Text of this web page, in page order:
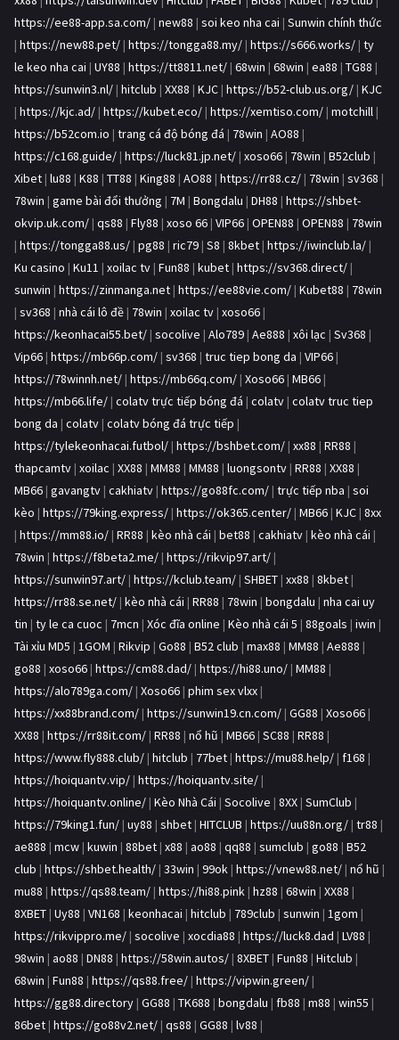
https://ee88-app.sa.com/ | new88 | soi keo nha cai | Sunwin chính thức
| https://new88.pet/ | https://tongga88.my/ | https://s666.works/ | ty
le keo nha cai | UY88 | https://tt8811.net/ | 68win | 68win | ea88 | TG88 |
https://sunwin3.nl/ | hitclub | XX88 | KJC | https://b52-club.us.org/ | KJC
| https://kjc.ad/ | https://kubet.eco/ | https://xemtiso.com/ | motchill |
https://b52com.io | trang cá độ bóng đá | 78win | AO88 |
https://c168.guide/ | https://luck81.jp.net/ | xoso66 | 78win | B52club |
Xibet | lu88 | K88 | TT88 | King88 | AO88 | https://rr88.cz/ | 78win | sv368 |
78win | game bài đổi thưởng | 7M | Bongdalu | DH88 | https://shbet-
okvip.uk.com/ | qs88 | Fly88 | xoso 66 | VIP66 | OPEN88 | OPEN88 | 78win
| https://tongga88.us/ | pg88 | ric79 | S8 | 8kbet | https://iwinclub.la/ |
Ku casino | Ku11 | xoilac tv | Fun88 | kubet | https://sv368.direct/ |
sunwin | https://zinmanga.net | https://ee88vie.com/ | Kubet88 | 78win
| sv368 | nhà cái lô đề | 78win | xoilac tv | xoso66 |
https://keonhacai55.bet/ | socolive | Alo789 | Ae888 | xôi lạc | Sv368 |
Vip66 | https://mb66p.com/ | sv368 | truc tiep bong da | VIP66 |
https://78winnh.net/ | https://mb66q.com/ | Xoso66 | MB66 |
https://mb66.life/ | colatv trực tiếp bóng đá | colatv | colatv truc tiep
bong da | colatv | colatv bóng đá trực tiếp |
https://tylekeonhacai.futbol/ | https://bshbet.com/ | xx88 | RR88 |
thapcamtv | xoilac | XX88 | MM88 | MM88 | luongsontv | RR88 | XX88 |
MB66 | gavangtv | cakhiatv | https://go88fc.com/ | trực tiếp nba | soi
kèo | https://79king.express/ | https://ok365.center/ | MB66 | KJC | 8xx
| https://mm88.io/ | RR88 | kèo nhà cái | bet88 | cakhiatv | kèo nhà cái |
78win | https://f8beta2.me/ | https://rikvip97.art/ |
https://sunwin97.art/ | https://kclub.team/ | SHBET | xx88 | 8kbet |
https://rr88.se.net/ | kèo nhà cái | RR88 | 78win | bongdalu | nha cai uy
tin | ty le ca cuoc | 7mcn | Xóc đĩa online | Kèo nhà cái 5 | 88goals | iwin |
Tài xỉu MD5 | 1GOM | Rikvip | Go88 | B52 club | max88 | MM88 | Ae888 |
go88 | xoso66 | https://cm88.dad/ | https://hi88.uno/ | MM88 |
https://alo789ga.com/ | Xoso66 | phim sex vlxx |
https://xx88brand.com/ | https://sunwin19.cn.com/ | GG88 | Xoso66 |
XX88 | https://rr88it.com/ | RR88 | nổ hũ | MB66 | SC88 | RR88 |
https://www.fly888.club/ | hitclub | 77bet | https://mu88.help/ | f168 |
https://hoiquantv.vip/ | https://hoiquantv.site/ |
https://hoiquantv.online/ | Kèo Nhà Cái | Socolive | 8XX | SumClub |
https://79king1.fun/ | uy88 | shbet | HITCLUB | https://uu88n.org/ | tr88 |
ae888 | mcw | kuwin | 88bet | x88 | ao88 | qq88 | sumclub | go88 | B52
club | https://shbet.health/ | 33win | 99ok | https://vnew88.net/ | nổ hũ |
mu88 | https://qs88.team/ | https://hi88.pink | hz88 | 68win | XX88 |
8XBET | Uy88 | VN168 | keonhacai | hitclub | 789club | sunwin | 1gom |
https://rikvippro.me/ | socolive | xocdia88 | https://luck8.dad | LV88 |
98win | ao88 | DN88 | https://58win.autos/ | 8XBET | Fun88 | Hitclub |
68win | Fun88 | https://qs88.free/ | https://vipwin.green/ |
https://gg88.directory | GG88 | TK688 | bongdalu | fb88 | m88 | win55 |
86bet | https://go88v2.net/ | qs88 | GG88 | lv88 |